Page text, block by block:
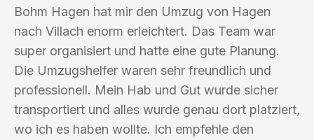
Bohm Hagen hat mir den Umzug von Hagen
nach Villach enorm erleichtert. Das Team war
super organisiert und hatte eine gute Planung.
Die Umzugshelfer waren sehr freundlich und
professionell. Mein Hab und Gut wurde sicher
transportiert und alles wurde genau dort platziert,
wo ich es haben wollte. Ich empfehle den